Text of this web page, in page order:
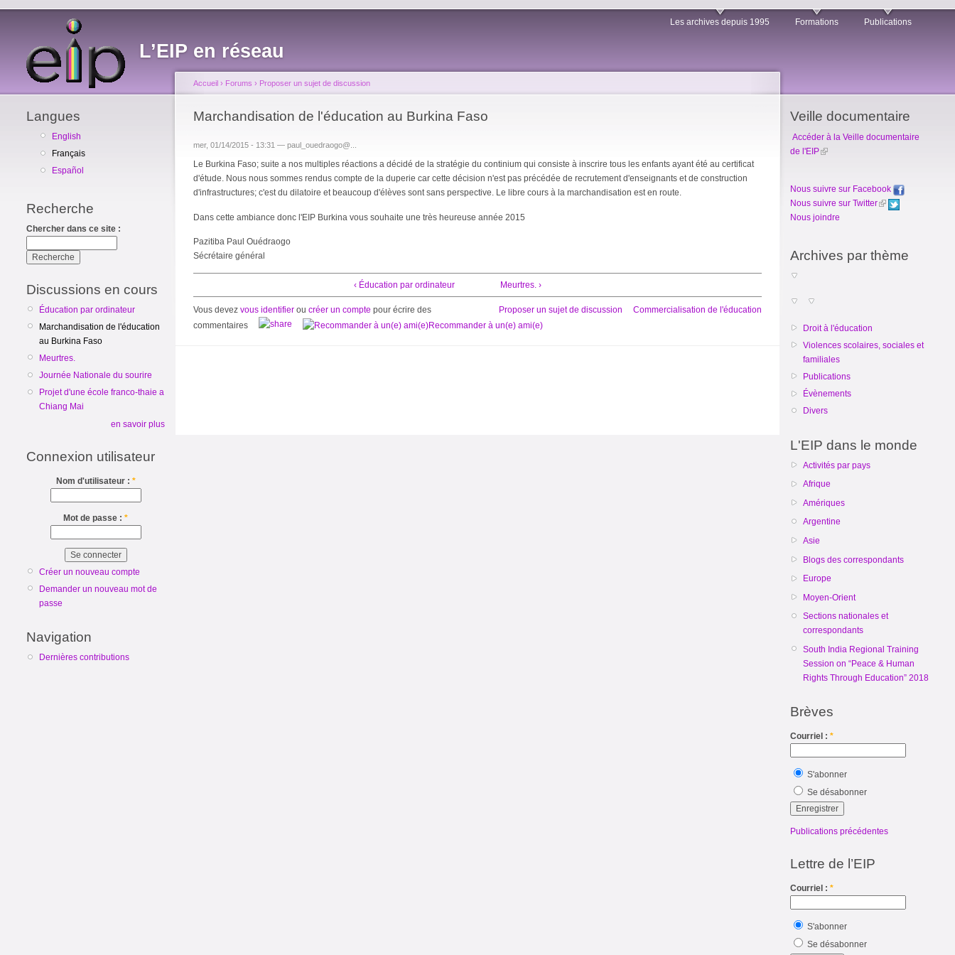
L’EIP en réseau
Les archives depuis 1995 Formations Publications
Langues
English
Français
Español
Recherche
Chercher dans ce site :
Discussions en cours
Éducation par ordinateur
Marchandisation de l'éducation
au Burkina Faso
Meurtres.
Journée Nationale du sourire
Projet d'une école franco-thaie a
Chiang Mai
en savoir plus
Connexion utilisateur
Nom d'utilisateur : *
Mot de passe : *
Créer un nouveau compte
Demander un nouveau mot de
passe
Navigation
Dernières contributions
Accueil › Forums › Proposer un sujet de discussion
Marchandisation de l'éducation au Burkina Faso
mer, 01/14/2015 - 13:31 — paul_ouedraogo@...
Le Burkina Faso; suite a nos multiples réactions a décidé de la stratégie du continium qui consiste à inscrire tous les enfants ayant été au certificat
d'étude. Nous nous sommes rendus compte de la duperie car cette décision n'est pas précédée de recrutement d'enseignants et de construction
d'infrastructures; c'est du dilatoire et beaucoup d'élèves sont sans perspective. Le libre cours à la marchandisation est en route.
Dans cette ambiance donc l'EIP Burkina vous souhaite une très heureuse année 2015
Pazitiba Paul Ouédraogo
Sécrétaire général
‹ Éducation par ordinateur Meurtres. ›
Proposer un sujet de discussion Commercialisation de l'éducation
Vous devez vous identifier ou créer un compte pour écrire des
commentaires
Recommander à un(e) ami(e)
Veille documentaire
Accéder à la Veille documentaire
de l'EIP
Nous suivre sur Facebook
Nous suivre sur Twitter
Nous joindre
Archives par thème
Droit à l'éducation
Violences scolaires, sociales et
familiales
Publications
Évènements
Divers
L'EIP dans le monde
Activités par pays
Afrique
Amériques
Argentine
Asie
Blogs des correspondants
Europe
Moyen-Orient
Sections nationales et
correspondants
South India Regional Training
Session on “Peace & Human
Rights Through Education” 2018
Brèves
Courriel : *
S'abonner
Se désabonner
Publications précédentes
Lettre de l’EIP
Courriel : *
S'abonner
Se désabonner